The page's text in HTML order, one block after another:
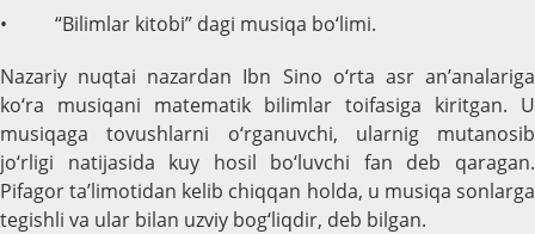
• “Bilimlar kitobi” dagi musiqa bo‘limi.
Nazariy nuqtai nazardan Ibn Sino o‘rta asr an’analariga
ko‘ra musiqani matematik bilimlar toifasiga kiritgan. U
musiqaga tovushlarni o‘rganuvchi, ularnig mutanosib
jo‘rligi natijasida kuy hosil bo‘luvchi fan deb qaragan.
Pifagor ta’limotidan kelib chiqqan holda, u musiqa sonlarga
tegishli va ular bilan uzviy bog‘liqdir, deb bilgan.